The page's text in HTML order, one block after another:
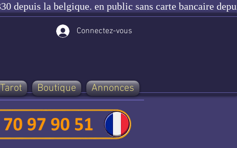
depuis la belgique. en public sans carte bancaire
Connectez-vous
Tarot Boutique Annonces